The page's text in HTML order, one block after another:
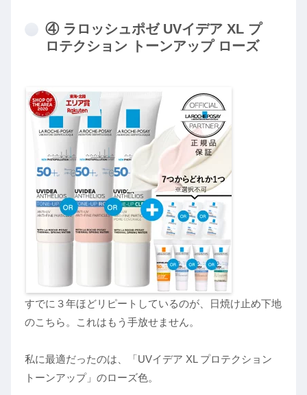
④ ラロッシュポゼ UVイデア XL プ
ロテクション トーンアップ ローズ
すでに３年ほどリピートしているのが、日焼け止め下地
のこちら。これはもう手放せません。
私に最適だったのは、「UVイデア XL プロテクション
トーンアップ」のローズ色。